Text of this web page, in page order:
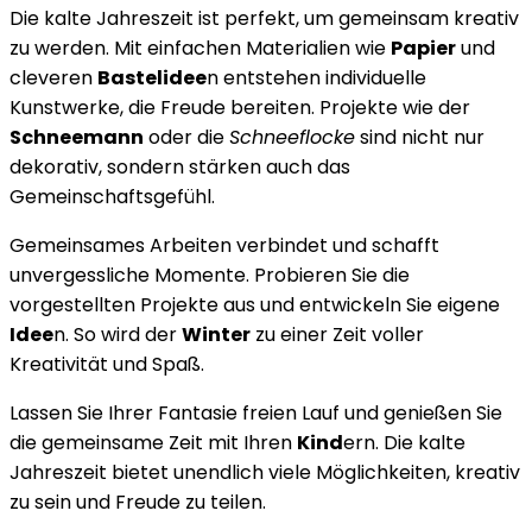
Die kalte Jahreszeit ist perfekt, um gemeinsam kreativ
zu werden. Mit einfachen Materialien wie Papierund
cleveren Bastelideen entstehen individuelle
Kunstwerke, die Freude bereiten. Projekte wie der
Schneemann oder dieSchneeflockesind nicht nur
dekorativ, sondern stärken auch das
Gemeinschaftsgefühl.
Gemeinsames Arbeiten verbindet und schafft
unvergessliche Momente. Probieren Sie die
vorgestellten Projekte aus und entwickeln Sie eigene
Ideen. So wird derWinter zu einer Zeit voller
Kreativität und Spaß.
Lassen Sie Ihrer Fantasie freien Lauf und genießen Sie
die gemeinsame Zeit mit Ihren Kindern. Die kalte
Jahreszeit bietet unendlich viele Möglichkeiten, kreativ
zu sein und Freude zu teilen.